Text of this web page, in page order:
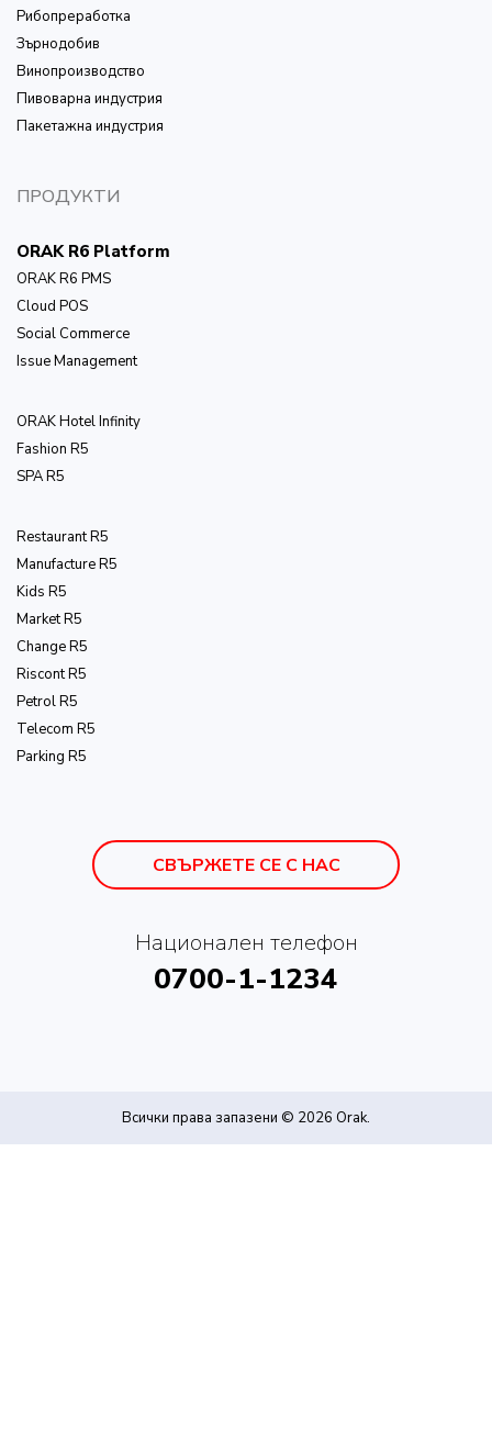
Рибопреработка
Зърнодобив
Винопроизводство
Пивоварна индустрия
Пакетажна индустрия
ПРОДУКТИ
ORAK R6 Platform
ORAK R6 PMS
Cloud POS
Social Commerce
Issue Management
ОRAK Hotel Infinity
Fashion R5
SPA R5
Restaurant R5
Manufacture R5
Kids R5
Market R5
Change R5
Riscont R5
Petrol R5
Telecom R5
Parking R5
СВЪРЖЕТЕ СЕ С НАС
Национален телефон
0700-1-1234
Всички права запазени © 2026 Orak.